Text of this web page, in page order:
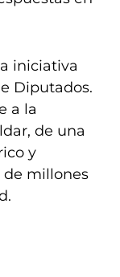
iniciativa
Diputados.
a la
de una
y
de millones